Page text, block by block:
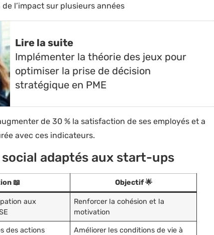
l’impact sur plusieurs années
Lire la suite
Implémenter la théorie des jeux pour
optimiser la prise de décision
stratégique en PME
de 30 % la satisfaction de ses employés et a
avec ces indicateurs.
social adaptés aux start-ups
📖 Objectif 🌟
aux
Renforcer la cohésion et la
motivation
des actions
Améliorer les conditions de vie à